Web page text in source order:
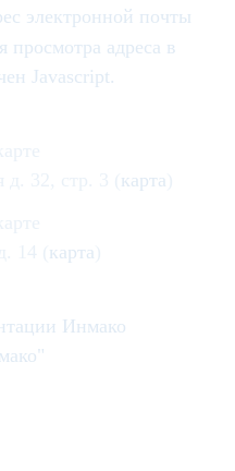
электронной почты
адреса в
Javascript.
карта
карта